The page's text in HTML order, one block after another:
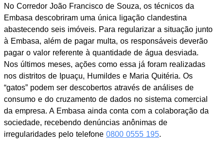
No Corredor João Francisco de Souza, os técnicos da
Embasa descobriram uma única ligação clandestina
abastecendo seis imóveis. Para regularizar a situação junto
à Embasa, além de pagar multa, os responsáveis deverão
pagar o valor referente à quantidade de água desviada.
Nos últimos meses, ações como essa já foram realizadas
nos distritos de Ipuaçu, Humildes e Maria Quitéria. Os
“gatos” podem ser descobertos através de análises de
consumo e do cruzamento de dados no sistema comercial
da empresa. A Embasa ainda conta com a colaboração da
sociedade, recebendo denúncias anônimas de
irregularidades pelo telefone 0800 0555 195.